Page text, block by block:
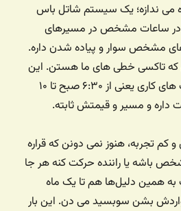
می ندازه؛ یک سیستم شاتل باس
ساعات مشخص در مسیرهای
مشخص سوار و پیاده شدن داره.
که تاکسی خطی های ما هستن. این
سرویس فقط توی ساعت های کاری یعنی از ۶:۳۰ صبح تا ۱۰
تجربه، هنوز نمی دونن که قراره
باشه یا راننده حرکت کنه هر جا
همین دلیل‌ها هم تا یک ماه
واردش بشن سوبسید می دن. این بار